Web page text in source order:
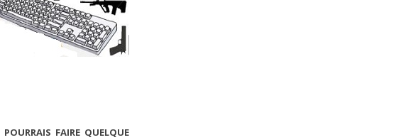
FAIRE QUELQUE